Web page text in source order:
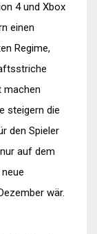
4 und Xbox
einen
Regime,
machen
steigern die
den Spieler
auf dem
wär.